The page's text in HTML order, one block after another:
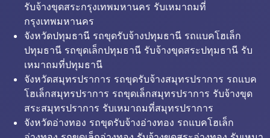
รับจ้างขุดสระกรุงเทพมหานคร รับเหมาถมที่
กรุงเทพมหานคร
จังหวัดปทุมธานี รถขุดรับจ้างปทุมธานี รถแบคโฮเล็ก
ปทุมธานี รถขุดเล็กปทุมธานี รับจ้างขุดสระปทุมธานี รับ
เหมาถมที่ปทุมธานี
จังหวัดสมุทรปราการ รถขุดรับจ้างสมุทรปราการ รถแบค
โฮเล็กสมุทรปราการ รถขุดเล็กสมุทรปราการ รับจ้างขุด
สระสมุทรปราการ รับเหมาถมที่สมุทรปราการ
จังหวัดอ่างทอง รถขุดรับจ้างอ่างทอง รถแบคโฮเล็ก